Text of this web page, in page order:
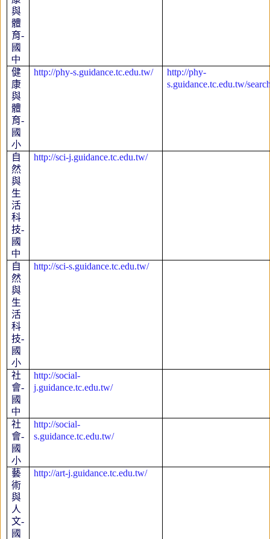
與
體
育-
國
中
健
康
與
體
育-
國
小
http://phy-s.guidance.tc.edu.tw/
http://phy-
s.guidance.tc.edu.tw/
自
然
與
生
活
科
技-
國
中
http://sci-j.guidance.tc.edu.tw/
自
然
與
生
活
科
技-
國
小
http://sci-s.guidance.tc.edu.tw/
社
會-
國
中
http://social-
j.guidance.tc.edu.tw/
社
會-
國
小
http://social-
s.guidance.tc.edu.tw/
藝
術
與
人
文-
國
http://art-j.guidance.tc.edu.tw/